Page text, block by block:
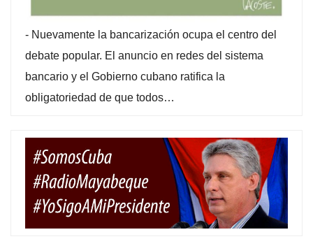
- Nuevamente la bancarización ocupa el centro del
debate popular. El anuncio en redes del sistema
bancario y el Gobierno cubano ratifica la
obligatoriedad de que todos…